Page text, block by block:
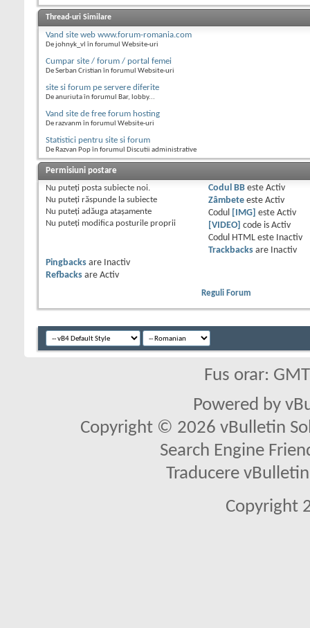
Thread-uri Similare
Vand site web www.forum-romania.com
De johnyk_vl în forumul Website-uri
Cumpar site / forum / portal femei
De Serban Cristian în forumul Website-uri
site si forum pe servere diferite
De anuriuta în forumul Bar, lobby...
Vand site de free forum hosting
De razvanm în forumul Website-uri
Statistici pentru site si forum
De Razvan Pop în forumul Discutii administrative
Permisiuni postare
Nu puteţi posta subiecte noi.
Nu puteţi răspunde la subiecte
Nu puteţi adăuga ataşamente
Nu puteţi modifica posturile proprii
Codul BBeste Activ
Zâmbeteeste Activ
Codul
[IMG] este Activ
[VIDEO]
code is Activ
Codul HTML este
Inactiv
Trackbacksare
Inactiv
Pingbacks are
Inactiv
Refbacks are Activ
Reguli Forum
Fus orar:
Powered by
Copyright © 2026 vBulletin
Search Engine
Traducere
Copyright